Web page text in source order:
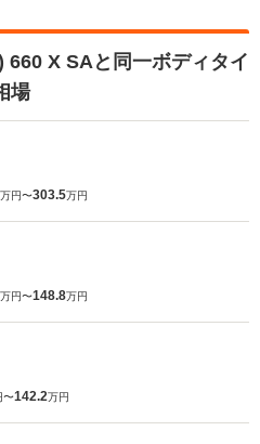
660 X SAと同一ボディタイ
場
万円〜303.5万円
万円〜148.8万円
〜142.2万円